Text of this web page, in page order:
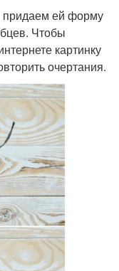
ей форму
Чтобы
картинку
очертания.